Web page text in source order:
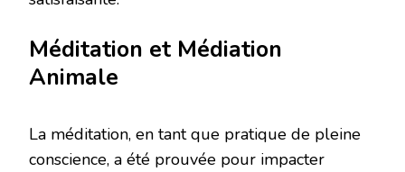
Méditation et Médiation
Animale
La méditation, en tant que pratique de pleine
conscience, a été prouvée pour impacter